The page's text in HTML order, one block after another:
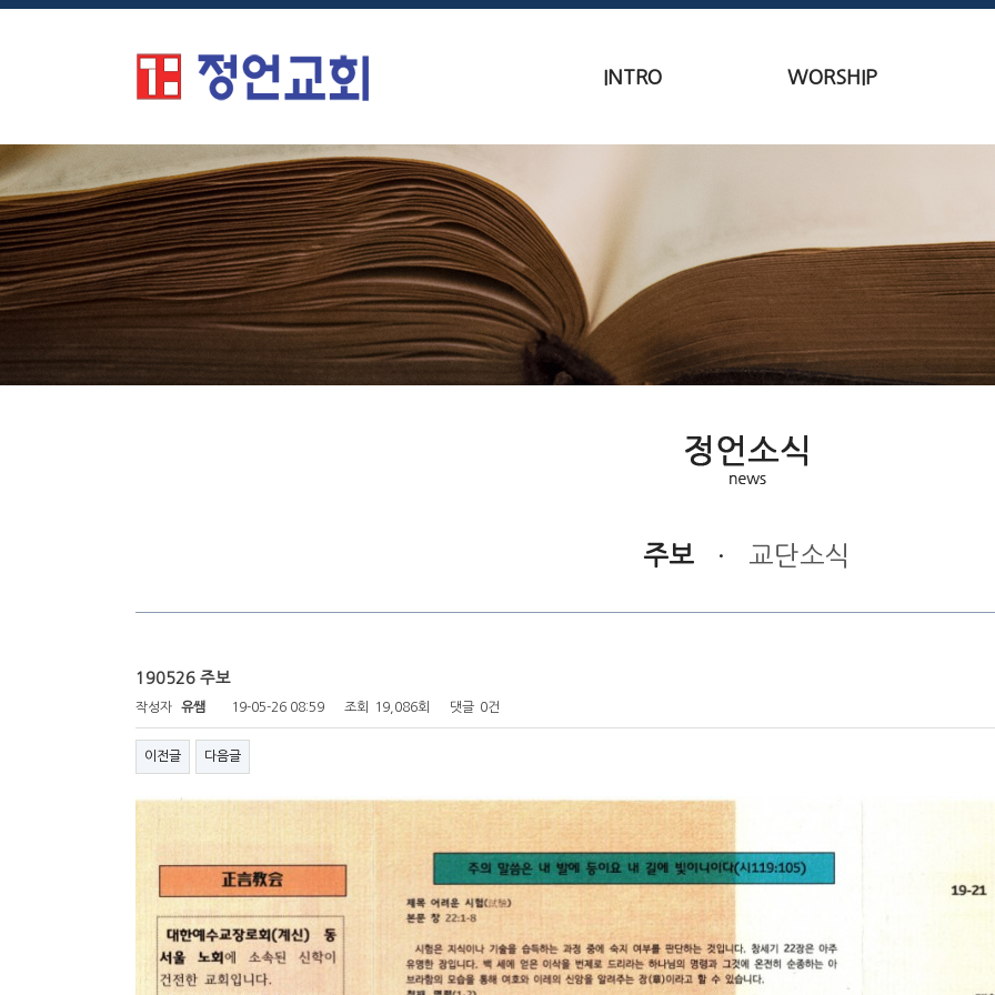
INTRO WORSHIP
주보· 교단소식
190526 주보
작성자 유쌤 19-05-26 08:59 조회 19,086회 댓글 0건
이전글 다음글